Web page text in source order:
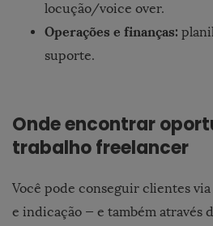
locução/voice over.
Operações e finanças:
suporte.
Onde encontrar
trabalho freelancer
Você pode conseguir clientes
e indicação — e também através